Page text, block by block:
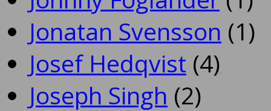
Jonatan Svensson (1)
Josef Hedqvist (4)
Joseph Singh (2)